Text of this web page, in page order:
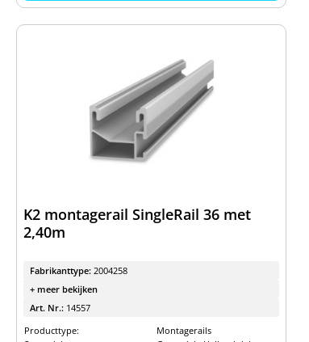
K2 montagerail SingleRail 36 met
2,40m
Fabrikanttype: 2004258
+ meer bekijken
Art. Nr.: 14557
Producttype:
Montagerails